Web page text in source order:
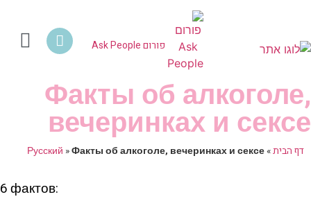
פורום Ask People
Факты об алкоголе,
вечеринках и сексе
דף הבית»
Русский »Факты об алкоголе, вечеринках и сексе
6 фактов: